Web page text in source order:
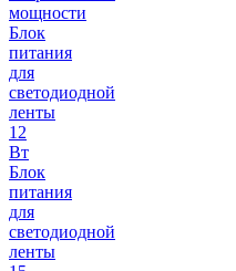
мощности
Блок
питания
для
светодиодной
ленты
12
Вт
Блок
питания
для
светодиодной
ленты